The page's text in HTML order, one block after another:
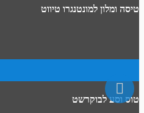
טיסה ומלון למונטנגרו טיווט
טוס וסע לבוקרשט